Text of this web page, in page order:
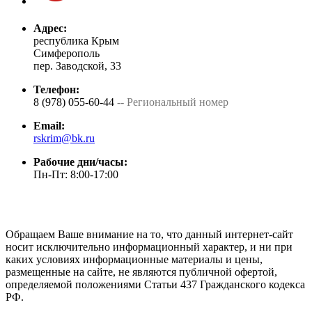
Адрес:
республика Крым
Симферополь
пер. Заводской, 33
Телефон:
8 (978) 055-60-44 -- Региональный номер
Email:
rskrim@bk.ru
Рабочие дни/часы:
Пн-Пт: 8:00-17:00
Обращаем Ваше внимание на то, что данный интернет-сайт
носит исключительно информационный характер, и ни при
каких условиях информационные материалы и цены,
размещенные на сайте, не являются публичной офертой,
определяемой положениями Статьи 437 Гражданского кодекса
РФ.